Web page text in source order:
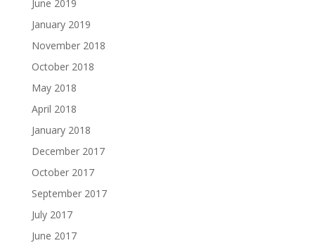
June 2019
January 2019
November 2018
October 2018
May 2018
April 2018
January 2018
December 2017
October 2017
September 2017
July 2017
June 2017